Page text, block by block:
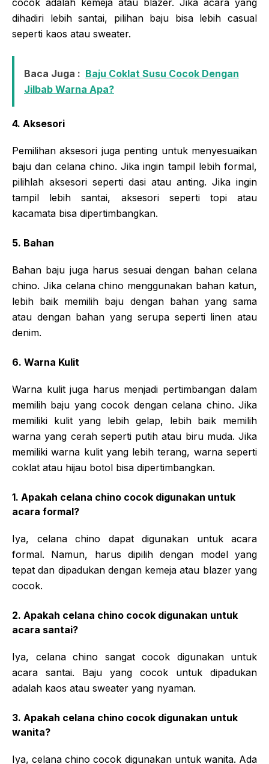
dihadiri lebih santai, pilihan baju bisa lebih casual
seperti kaos atau sweater.
Baca Juga : Baju Coklat Susu Cocok Dengan
Jilbab Warna Apa?
4. Aksesori
Pemilihan aksesori juga penting untuk menyesuaikan
baju dan celana chino. Jika ingin tampil lebih formal,
pilihlah aksesori seperti dasi atau anting. Jika ingin
tampil lebih santai, aksesori seperti topi atau
kacamata bisa dipertimbangkan.
5. Bahan
Bahan baju juga harus sesuai dengan bahan celana
chino. Jika celana chino menggunakan bahan katun,
lebih baik memilih baju dengan bahan yang sama
atau dengan bahan yang serupa seperti linen atau
denim.
6. Warna Kulit
Warna kulit juga harus menjadi pertimbangan dalam
memilih baju yang cocok dengan celana chino. Jika
memiliki kulit yang lebih gelap, lebih baik memilih
warna yang cerah seperti putih atau biru muda. Jika
memiliki warna kulit yang lebih terang, warna seperti
coklat atau hijau botol bisa dipertimbangkan.
1. Apakah celana chino cocok digunakan untuk
acara formal?
Iya, celana chino dapat digunakan untuk acara
formal. Namun, harus dipilih dengan model yang
tepat dan dipadukan dengan kemeja atau blazer yang
cocok.
2. Apakah celana chino cocok digunakan untuk
acara santai?
Iya, celana chino sangat cocok digunakan untuk
acara santai. Baju yang cocok untuk dipadukan
adalah kaos atau sweater yang nyaman.
3. Apakah celana chino cocok digunakan untuk
wanita?
Iya, celana chino cocok digunakan untuk wanita. Ada